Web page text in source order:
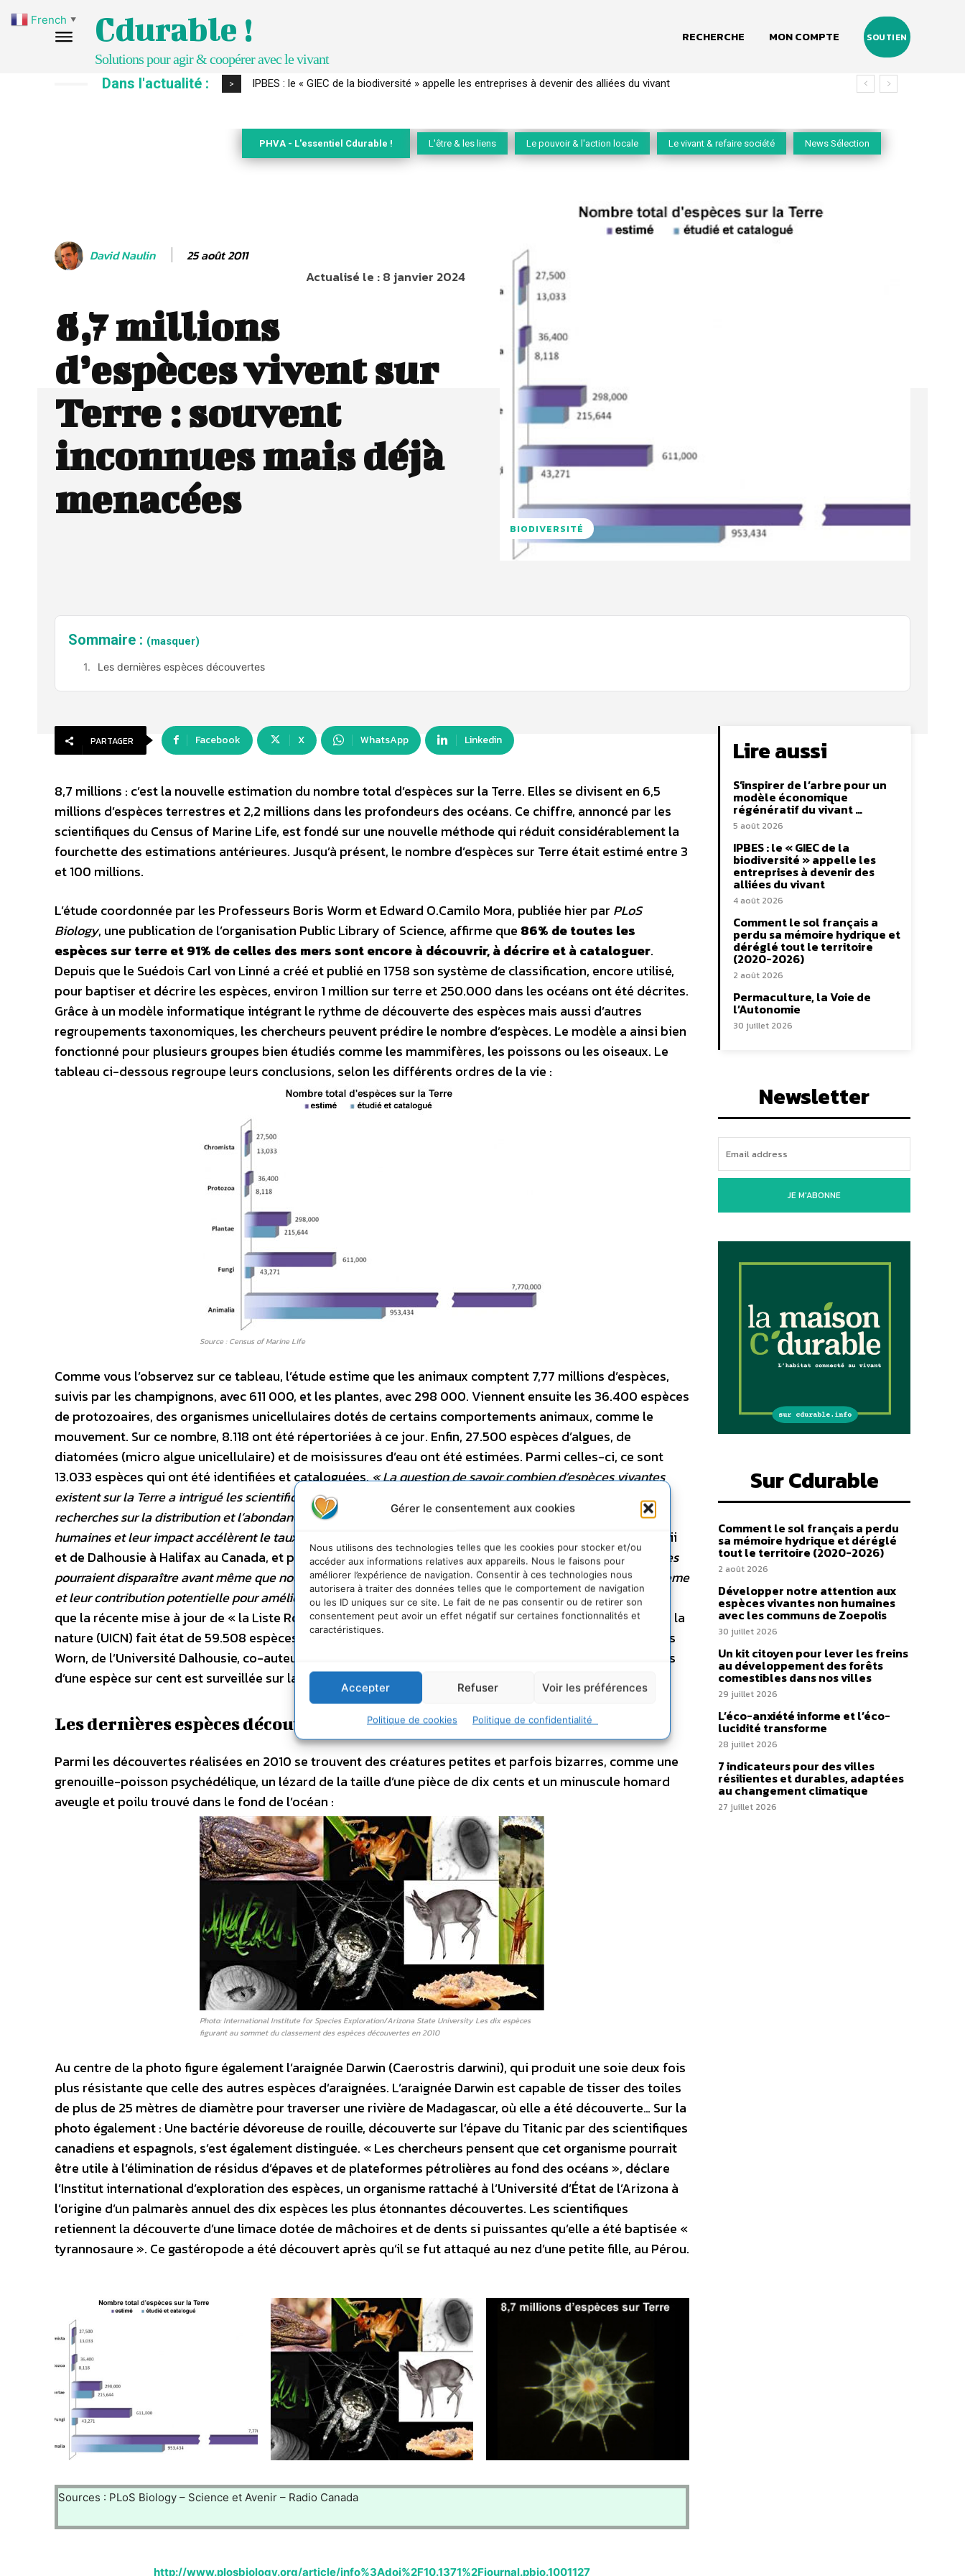
Gérer le consentement aux cookies
Nous utilisons des technologies telles que les cookies pour stocker et/ou
accéder aux informations relatives aux appareils. Nous le faisons pour
améliorer l’expérience de navigation. Consentir à ces technologies nous
autorisera à traiter des données telles que le comportement de navigation
ou les ID uniques sur ce site. Le fait de ne pas consentir ou de retirer son
consentement peut avoir un effet négatif sur certaines fonctionnalités et
caractéristiques.
Accepter Refuser Voir les préférences
Politique de cookies Politique de confidentialité
Cdurable !
Solutions pour agir & coopérer avec le vivant
RECHERCHE MON COMPTE SOUTIEN
Dans l'actualité : > Comment le sol français a perdu sa mémoire hydrique et déréglé tout le territoire (2020-2026)
PHVA - L'essentiel Cdurable ! L'être & les liens Le pouvoir & l'action locale Le vivant & refaire société News Sélection
David Naulin 25 août 2011
Actualisé le :8 janvier 2024
8,7 millions
d’espèces vivent sur
Terre : souvent
inconnues mais déjà
menacées
BIODIVERSITÉ
Sommaire : (masquer)
Les dernières espèces découvertes
PARTAGER Facebook X WhatsApp Linkedin
8,7 millions : c’est la nouvelle estimation du nombre total d’espèces sur la Terre. Elles se divisent en 6,5
millions d’espèces terrestres et 2,2 millions dans les profondeurs des océans. Ce chiffre, annoncé par les
scientifiques du Census of Marine Life, est fondé sur une nouvelle méthode qui réduit considérablement la
fourchette des estimations antérieures. Jusqu’à présent, le nombre d’espèces sur Terre était estimé entre 3
et 100 millions.
L’étude coordonnée par les Professeurs Boris Worm et Edward O.Camilo Mora, publiée hier par PLoS
Biology, une publication de l’organisation Public Library of Science, affirme que 86% de toutes les
espèces sur terre et 91% de celles des mers sont encore à découvrir, à décrire et à cataloguer.
Depuis que le Suédois Carl von Linné a créé et publié en 1758 son système de classification, encore utilisé,
pour baptiser et décrire les espèces, environ 1 million sur terre et 250.000 dans les océans ont été décrites.
Grâce à un modèle informatique intégrant le rythme de découverte des espèces mais aussi d’autres
regroupements taxonomiques, les chercheurs peuvent prédire le nombre d’espèces. Le modèle a ainsi bien
fonctionné pour plusieurs groupes bien étudiés comme les mammifères, les poissons ou les oiseaux. Le
tableau ci-dessous regroupe leurs conclusions, selon les différents ordres de la vie :
Source : Census of Marine Life
Comme vous l’observez sur ce tableau, l’étude estime que les animaux comptent 7,77 millions d’espèces,
suivis par les champignons, avec 611 000, et les plantes, avec 298 000. Viennent ensuite les 36.400 espèces
de protozoaires, des organismes unicellulaires dotés de certains comportements animaux, comme le
mouvement. Sur ce nombre, 8.118 ont été répertoriées à ce jour. Enfin, 27.500 espèces d’algues, de
diatomées (micro algue unicellulaire) et de moisissures d’eau ont été estimées. Parmi celles-ci, ce sont
13.033 espèces qui ont été identifiées et cataloguées.« La question de savoir combien d’espèces vivantes
existent sur la Terre a intrigué les scientifiques depuis des siècles et cette réponse, couplée à d’autres
recherches sur la distribution et l’abondance des espèces, est particulièrement importante car les activités
humaines et leur impact accélèrent le taux d’extinction »
, a expliqué Camilo Mora, des Universités de Hawaii
et de Dalhousie à Halifax au Canada, et principal auteur de l’étude. Il souligne ainsi que« nombre d’espèces
pourraient disparaître avant même que nous en connaissions l’existence, leur fonction unique dans l’écosystème
et leur contribution potentielle pour améliorer le bien-être des humains ». Un point d’autant plus important
que la récente mise à jour de « la Liste Rouge » établie par l’Union internationale pour la conservation de la
nature (UICN) fait état de 59.508 espèces surveillées dont 19.625 sont menacées d’extinction, relève Boris
Worn, de l’Université Dalhousie, co-auteur de cette communication. Des chiffres qui suggèrent que moins
d’une espèce sur cent est surveillée sur la Planète.
Les dernières espèces découvertes
Parmi les découvertes réalisées en 2010 se trouvent des créatures petites et parfois bizarres, comme une
grenouille-poisson psychédélique, un lézard de la taille d’une pièce de dix cents et un minuscule homard
aveugle et poilu trouvé dans le fond de l’océan :
Photo: International Institute for Species Exploration/Arizona State University Les dix espèces
figurant au sommet du classement des espèces découvertes en 2010
Au centre de la photo figure également l’araignée Darwin (Caerostris darwini), qui produit une soie deux fois
plus résistante que celle des autres espèces d’araignées. L’araignée Darwin est capable de tisser des toiles
de plus de 25 mètres de diamètre pour traverser une rivière de Madagascar, où elle a été découverte… Sur la
photo également : Une bactérie dévoreuse de rouille, découverte sur l’épave du Titanic par des scientifiques
canadiens et espagnols, s’est également distinguée. « Les chercheurs pensent que cet organisme pourrait
être utile à l’élimination de résidus d’épaves et de plateformes pétrolières au fond des océans », déclare
l’Institut international d’exploration des espèces, un organisme rattaché à l’Université d’État de l’Arizona à
l’origine d’un palmarès annuel des dix espèces les plus étonnantes découvertes. Les scientifiques
retiennent la découverte d’une limace dotée de mâchoires et de dents si puissantes qu’elle a été baptisée «
tyrannosaure ». Ce gastéropode a été découvert après qu’il se fut attaqué au nez d’une petite fille, au Pérou.
Sources : PLoS Biology – Science et Avenir – Radio Canada
http://www.plosbiology.org/article/info%3Adoi%2F10.1371%2Fjournal.pbio.1001127
Lire aussi
S’inspirer de l’arbre pour un
modèle économique
régénératif du vivant …
5 août 2026
IPBES : le « GIEC de la
biodiversité » appelle les
entreprises à devenir des
alliées du vivant
4 août 2026
Comment le sol français a
perdu sa mémoire hydrique et
déréglé tout le territoire
(2020-2026)
2 août 2026
Permaculture, la Voie de
l’Autonomie
30 juillet 2026
Newsletter
JE M'ABONNE
Sur Cdurable
Comment le sol français a perdu
sa mémoire hydrique et déréglé
tout le territoire (2020-2026)
2 août 2026
Développer notre attention aux
espèces vivantes non humaines
avec les communs de Zoepolis
30 juillet 2026
Un kit citoyen pour lever les freins
au développement des forêts
comestibles dans nos villes
29 juillet 2026
L’éco-anxiété informe et l’éco-
lucidité transforme
28 juillet 2026
7 indicateurs pour des villes
résilientes et durables, adaptées
au changement climatique
27 juillet 2026
French ▼